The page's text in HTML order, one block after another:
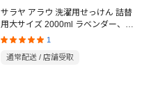
サラヤ アラウ 洗濯用せっけん 詰替
用大サイズ 2000ml ラベンダー、ス
ペアミント 1
通常配送 / 店舗受取